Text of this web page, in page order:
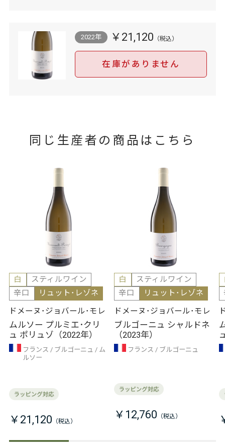
2022年 ￥21,120
在庫がありません
同じ生産者の商品はこちら
白
スティルワイン
辛口
リュット･レゾネ
ドメーヌ･ジョバール･モレ
ムルソー プルミエ･クリ
ュ ポリュゾ（2022年）
フランス ブルゴーニュ
ム
ルソー
￥21,120
白
スティルワイン
辛口
リュット･レゾネ
ドメーヌ･ジョバール･モレ
ブルゴーニュ シャルドネ
（2023年）
フランス ブルゴーニュ
￥12,760